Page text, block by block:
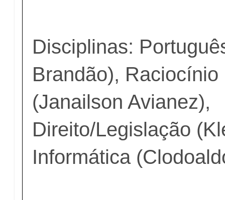
Disciplinas:
Brandão), Raciocínio
(Janailson Avianez),
Direito/Legislação
Informática